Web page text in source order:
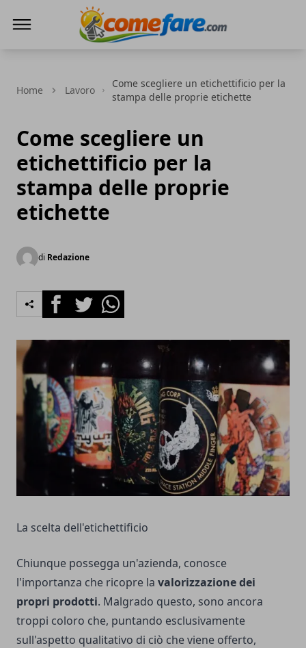
Home Lavoro
Come scegliere un etichettificio per la
stampa delle proprie etichette
Come scegliere un
etichettificio per la
stampa delle proprie
etichette
di Redazione
FacebookTwitterWhatsapp
La scelta dell'etichettificio
Chiunque possegga un'azienda, conosce
l'importanza che ricopre la valorizzazione dei
propri prodotti. Malgrado questo, sono ancora
troppi coloro che, puntando esclusivamente
sull'aspetto qualitativo di ciò che viene offerto,